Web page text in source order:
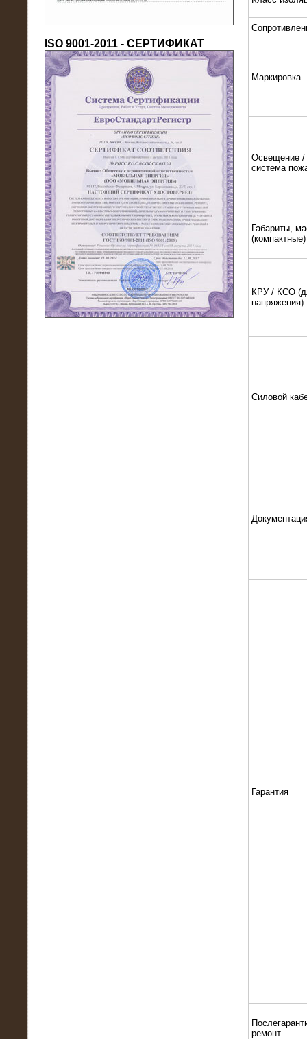
18.03.2016
Нагрузочный комплекс 80 МВт (10
кВ) + КРУ
ISO 9001-2011 - СЕРТИФИКАТ
Маркировка
Освещение /
система
Габариты,
(компактные)
КРУ / КСО
напряжения)
Силовой
Гарантия
ремонт